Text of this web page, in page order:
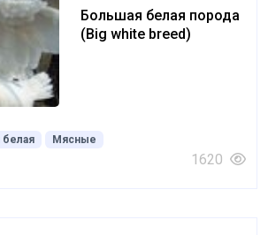
Большая белая порода
(Big white breed)
белая Мясные
1620